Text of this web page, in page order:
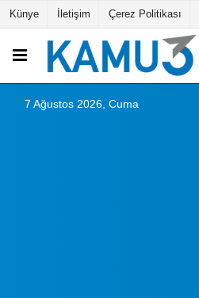
Künye İletişim Çerez Politikası
7 Ağustos 2026, Cuma